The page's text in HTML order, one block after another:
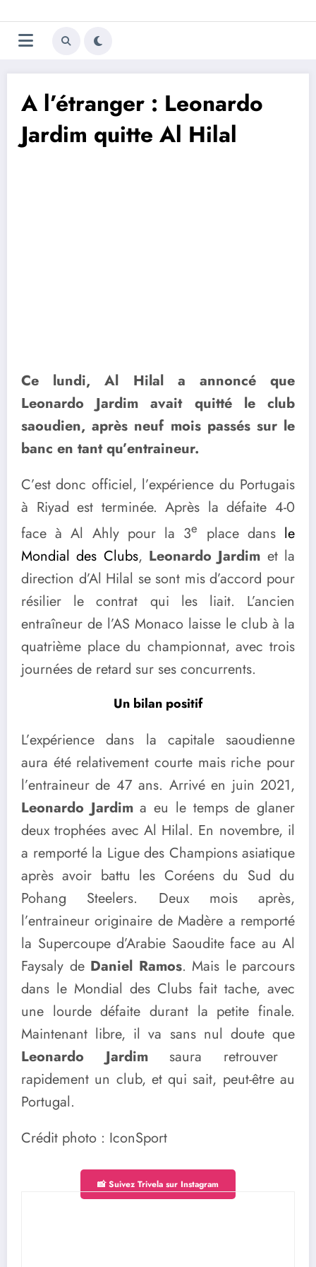
au
contenu
Trivela
L'actualité du football
A l’étranger : Leonardo
Jardim quitte Al Hilal
Ce lundi, Al Hilal a annoncé que
Leonardo Jardim avait quitté le club
saoudien, après neuf mois passés sur le
banc en tant qu’entraineur.
C’est donc officiel, l’expérience du Portugais
à Riyad est terminée. Après la défaite 4-0
face à Al Ahly pour la 3e place dans le
Mondial des Clubs, Leonardo Jardim et la
direction d’Al Hilal se sont mis d’accord pour
résilier le contrat qui les liait. L’ancien
entraîneur de l’AS Monaco laisse le club à la
quatrième place du championnat, avec trois
journées de retard sur ses concurrents.
Un bilan positif
L’expérience dans la capitale saoudienne
aura été relativement courte mais riche pour
l’entraineur de 47 ans. Arrivé en juin 2021,
Leonardo Jardima eu le temps de glaner
deux trophées avec Al Hilal. En novembre, il
a remporté la Ligue des Champions asiatique
après avoir battu les Coréens du Sud du
Pohang Steelers. Deux mois après,
l’entraineur originaire de Madère a remporté
la Supercoupe d’Arabie Saoudite face au Al
Faysaly de Daniel Ramos. Mais le parcours
dans le Mondial des Clubs fait tache, avec
une lourde défaite durant la petite finale.
Maintenant libre, il va sans nul doute que
Leonardo Jardimsaura retrouver
rapidement un club, et qui sait, peut-être au
Portugal.
Crédit photo : IconSport
📸 Suivez Trivela sur Instagram